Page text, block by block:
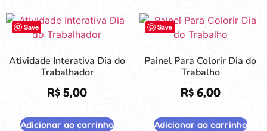
Save
Atividade Interativa Dia do
Trabalhador
R$5,00
Adicionar ao carrinho
Save
Painel Para Colorir Dia do
Trabalho
R$6,00
Adicionar ao carrinho